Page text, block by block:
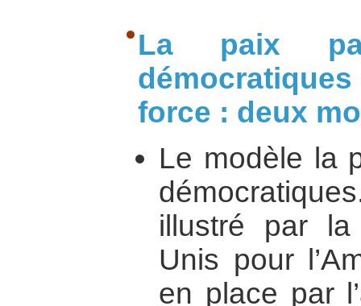
La paix
force : deux
Le modèle la
illustré par
Unis pour
en place par